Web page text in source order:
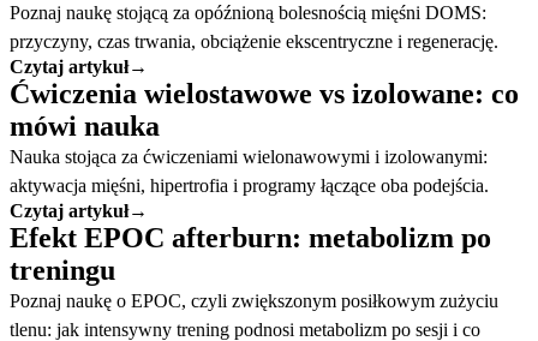
Poznaj naukę stojącą za opóźnioną bolesnością mięśni DOMS:
przyczyny, czas trwania, obciążenie ekscentryczne i regenerację.
Czytaj artykuł→
Ćwiczenia wielostawowe vs izolowane: co
mówi nauka
Nauka stojąca za ćwiczeniami wielonawowymi i izolowanymi:
aktywacja mięśni, hipertrofia i programy łączące oba podejścia.
Czytaj artykuł→
Efekt EPOC afterburn: metabolizm po
treningu
Poznaj naukę o EPOC, czyli zwiększonym posiłkowym zużyciu
tlenu: jak intensywny trening podnosi metabolizm po sesji i co